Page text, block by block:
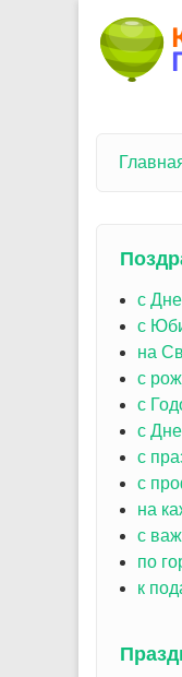
Вы
с
с
на
с
с
с
с
с
на
с
по
к